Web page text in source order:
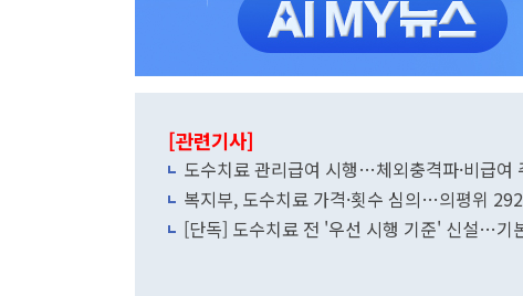
[관련기사]
도수치료 관리급여 시행…체외충격파·비급여
복지부, 도수치료 가격·횟수 심의…의평위
[단독] 도수치료 전 '우선 시행 기준' 신설…기